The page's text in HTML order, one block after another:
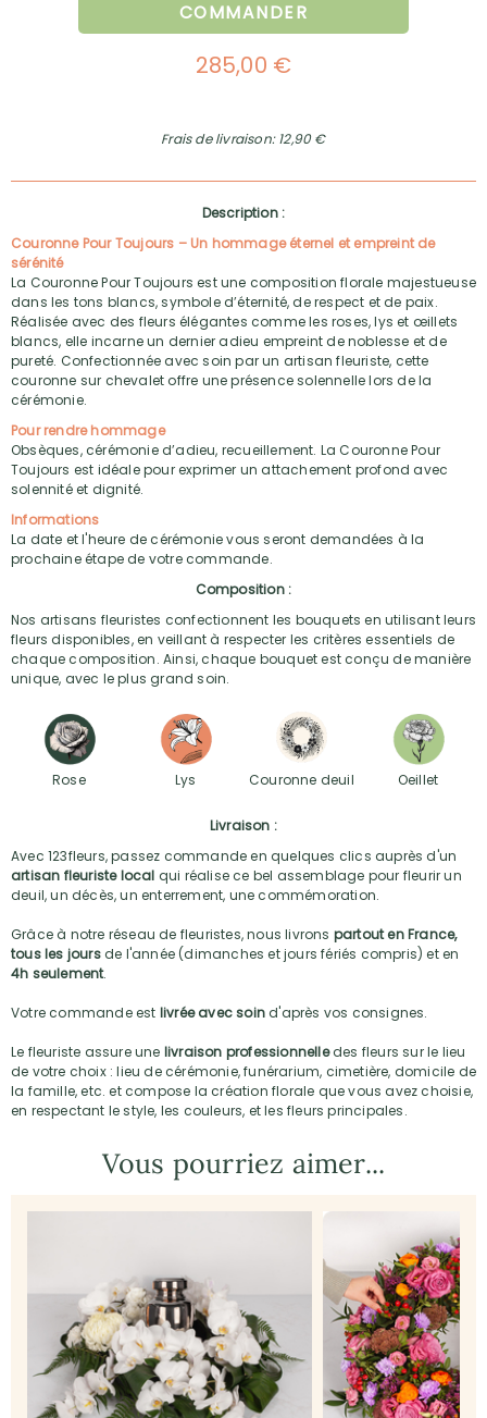
COMMANDER
285,00 €
Frais de livraison: 12,90 €
Description :
Couronne Pour Toujours – Un hommage éternel et empreint de
sérénité
La Couronne Pour Toujours est une composition florale majestueuse
dans les tons blancs, symbole d’éternité, de respect et de paix.
Réalisée avec des fleurs élégantes comme les roses, lys et œillets
blancs, elle incarne un dernier adieu empreint de noblesse et de
pureté. Confectionnée avec soin par un artisan fleuriste, cette
couronne sur chevalet offre une présence solennelle lors de la
cérémonie.
Pour rendre hommage
Obsèques, cérémonie d’adieu, recueillement. La Couronne Pour
Toujours est idéale pour exprimer un attachement profond avec
solennité et dignité.
Informations
La date et l'heure de cérémonie vous seront demandées à la
prochaine étape de votre commande.
Composition :
Nos artisans fleuristes confectionnent les bouquets en utilisant leurs
fleurs disponibles, en veillant à respecter les critères essentiels de
chaque composition. Ainsi, chaque bouquet est conçu de manière
unique, avec le plus grand soin.
Rose Lys Couronne deuil Oeillet
Livraison :
Avec 123fleurs, passez commande en quelques clics auprès d'un
artisan fleuriste local qui réalise ce bel assemblage pour fleurir un
deuil, un décès, un enterrement, une commémoration.
Grâce à notre réseau de fleuristes, nous livrons partout en France,
tous les joursde l'année (dimanches et jours fériés compris) et en
4h seulement.
Votre commande est livrée avec soind'après vos consignes.
Le fleuriste assure une livraison professionnelledes fleurs sur le lieu
de votre choix : lieu de cérémonie, funérarium, cimetière, domicile de
la famille, etc. et compose la création florale que vous avez choisie,
en respectant le style, les couleurs, et les fleurs principales.
Vous pourriez aimer...